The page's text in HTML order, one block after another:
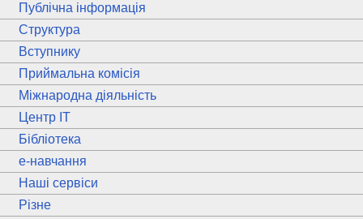
Публічна інформація
Структура
Вступнику
Приймальна комісія
Міжнародна діяльність
Центр ІТ
Бібліотека
e-навчання
Наші сервіси
Різне